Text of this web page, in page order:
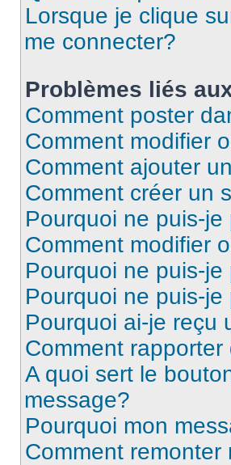
Lorsque je clique
me connecter?
Problèmes liés
Comment poster
Comment modifier
Comment ajouter
Comment créer un
Pourquoi ne puis-
Comment modifier
Pourquoi ne puis-
Pourquoi ne puis-
Pourquoi ai-je reçu
Comment
A quoi sert le
message?
Pourquoi mon
Comment remonter